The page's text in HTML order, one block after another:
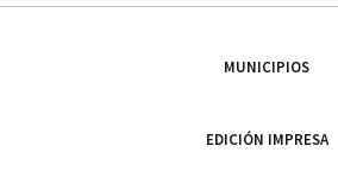
MUNICIPIOS
EDICIÓN IMPRESA